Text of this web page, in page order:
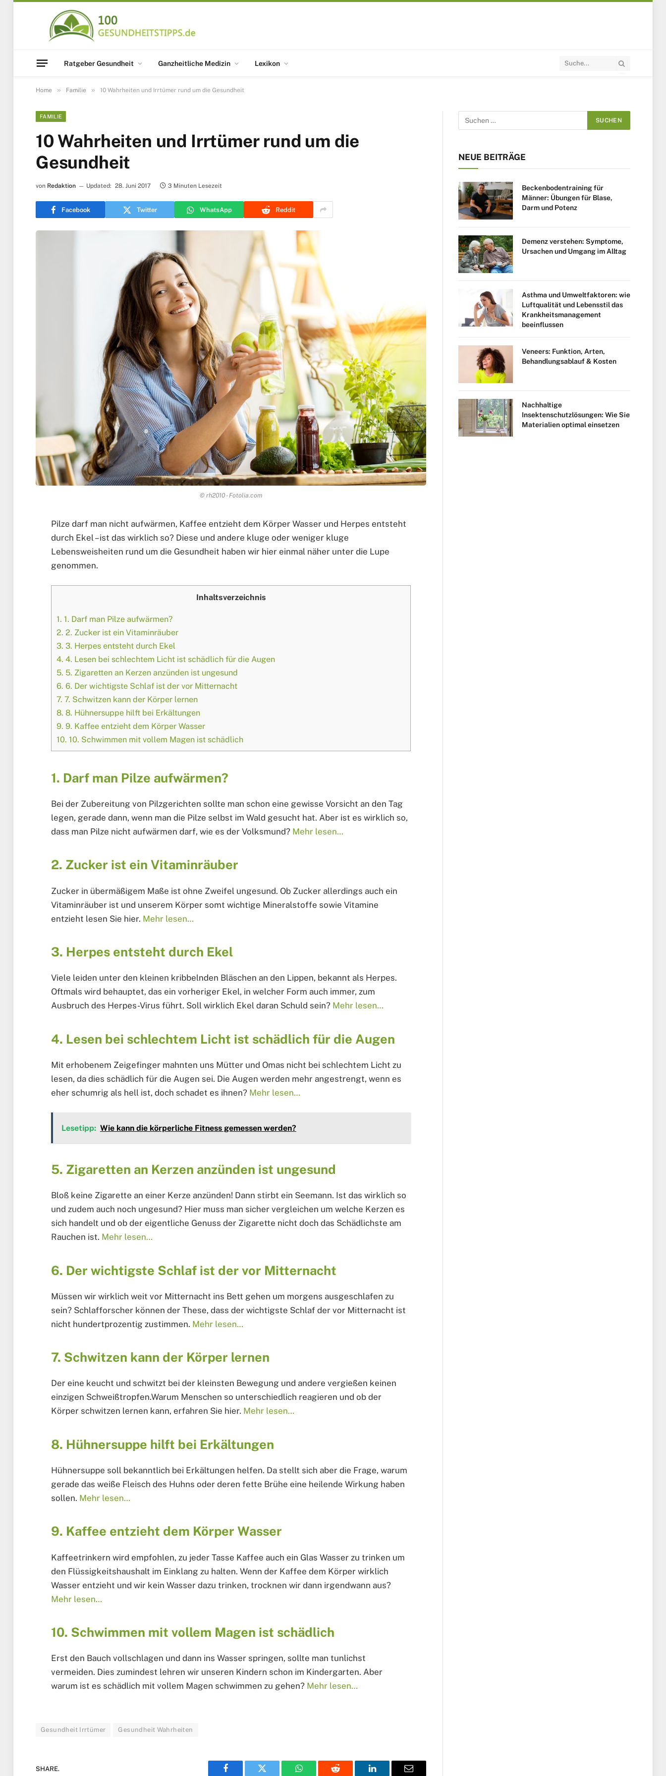
Ratgeber Gesundheit Ganzheitliche Medizin Lexikon
Home » Familie » 10 Wahrheiten und Irrtümer rund um die Gesundheit
FAMILIE
10 Wahrheiten und Irrtümer rund um die
Gesundheit
von Redaktion Updated: 28. Juni 2017 3 Minuten Lesezeit
Facebook Twitter WhatsApp Reddit
© rh2010 - Fotolia.com
Pilze darf man nicht aufwärmen, Kaffee entzieht dem Körper Wasser und Herpes entsteht
durch Ekel – ist das wirklich so? Diese und andere kluge oder weniger kluge
Lebensweisheiten rund um die Gesundheit haben wir hier einmal näher unter die Lupe
genommen.
Inhaltsverzeichnis
1. 1. Darf man Pilze aufwärmen?
2. 2. Zucker ist ein Vitaminräuber
3. 3. Herpes entsteht durch Ekel
4. 4. Lesen bei schlechtem Licht ist schädlich für die Augen
5. 5. Zigaretten an Kerzen anzünden ist ungesund
6. 6. Der wichtigste Schlaf ist der vor Mitternacht
7. 7. Schwitzen kann der Körper lernen
8. 8. Hühnersuppe hilft bei Erkältungen
9. 9. Kaffee entzieht dem Körper Wasser
10. 10. Schwimmen mit vollem Magen ist schädlich
1. Darf man Pilze aufwärmen?
Bei der Zubereitung von Pilzgerichten sollte man schon eine gewisse Vorsicht an den Tag
legen, gerade dann, wenn man die Pilze selbst im Wald gesucht hat. Aber ist es wirklich so,
dass man Pilze nicht aufwärmen darf, wie es der Volksmund? Mehr lesen…
2. Zucker ist ein Vitaminräuber
Zucker in übermäßigem Maße ist ohne Zweifel ungesund. Ob Zucker allerdings auch ein
Vitaminräuber ist und unserem Körper somt wichtige Mineralstoffe sowie Vitamine
entzieht lesen Sie hier. Mehr lesen…
3. Herpes entsteht durch Ekel
Viele leiden unter den kleinen kribbelnden Bläschen an den Lippen, bekannt als Herpes.
Oftmals wird behauptet, das ein vorheriger Ekel, in welcher Form auch immer, zum
Ausbruch des Herpes-Virus führt. Soll wirklich Ekel daran Schuld sein? Mehr lesen…
4. Lesen bei schlechtem Licht ist schädlich für die Augen
Mit erhobenem Zeigefinger mahnten uns Mütter und Omas nicht bei schlechtem Licht zu
lesen, da dies schädlich für die Augen sei. Die Augen werden mehr angestrengt, wenn es
eher schumrig als hell ist, doch schadet es ihnen? Mehr lesen…
Lesetipp: Wie kann die körperliche Fitness gemessen werden?
5. Zigaretten an Kerzen anzünden ist ungesund
Bloß keine Zigarette an einer Kerze anzünden! Dann stirbt ein Seemann. Ist das wirklich so
und zudem auch noch ungesund? Hier muss man sicher vergleichen um welche Kerzen es
sich handelt und ob der eigentliche Genuss der Zigarette nicht doch das Schädlichste am
Rauchen ist. Mehr lesen…
6. Der wichtigste Schlaf ist der vor Mitternacht
Müssen wir wirklich weit vor Mitternacht ins Bett gehen um morgens ausgeschlafen zu
sein? Schlafforscher können der These, dass der wichtigste Schlaf der vor Mitternacht ist
nicht hundertprozentig zustimmen. Mehr lesen…
7. Schwitzen kann der Körper lernen
Der eine keucht und schwitzt bei der kleinsten Bewegung und andere vergießen keinen
einzigen Schweißtropfen.Warum Menschen so unterschiedlich reagieren und ob der
Körper schwitzen lernen kann, erfahren Sie hier. Mehr lesen…
8. Hühnersuppe hilft bei Erkältungen
Hühnersuppe soll bekanntlich bei Erkältungen helfen. Da stellt sich aber die Frage, warum
gerade das weiße Fleisch des Huhns oder deren fette Brühe eine heilende Wirkung haben
sollen. Mehr lesen…
9. Kaffee entzieht dem Körper Wasser
Kaffeetrinkern wird empfohlen, zu jeder Tasse Kaffee auch ein Glas Wasser zu trinken um
den Flüssigkeitshaushalt im Einklang zu halten. Wenn der Kaffee dem Körper wirklich
Wasser entzieht und wir kein Wasser dazu trinken, trocknen wir dann irgendwann aus?
Mehr lesen…
10. Schwimmen mit vollem Magen ist schädlich
Erst den Bauch vollschlagen und dann ins Wasser springen, sollte man tunlichst
vermeiden. Dies zumindest lehren wir unseren Kindern schon im Kindergarten. Aber
warum ist es schädlich mit vollem Magen schwimmen zu gehen? Mehr lesen…
Gesundheit Irrtümer Gesundheit Wahrheiten
SHARE.
NEUE BEITRÄGE
Beckenbodentraining für
Männer: Übungen für Blase,
Darm und Potenz
Demenz verstehen: Symptome,
Ursachen und Umgang im Alltag
Asthma und Umweltfaktoren: wie
Luftqualität und Lebensstil das
Krankheitsmanagement
beeinflussen
Veneers: Funktion, Arten,
Behandlungsablauf & Kosten
Nachhaltige
Insektenschutzlösungen: Wie Sie
Materialien optimal einsetzen